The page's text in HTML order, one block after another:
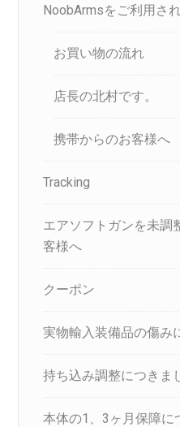
NoobArmsをご利用さ
お買い物の流れ
店長の北村です。
携帯からのお客様へ
Tracking
エアソフトガンを未調
客様へ
クーポン
実物輸入装備品の傷み
持ち込み調整につきま
本体の1、3ヶ月保障に